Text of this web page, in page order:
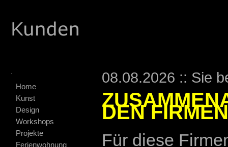
Home
Kunst
Design
Workshops
Projekte
Ferienwohnung
08.08.2026 :: Sie
DEN FIRMEN
Für diese